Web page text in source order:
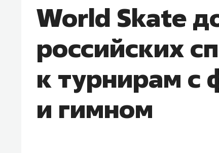
World Skate
российских
к турнирам с
и гимном